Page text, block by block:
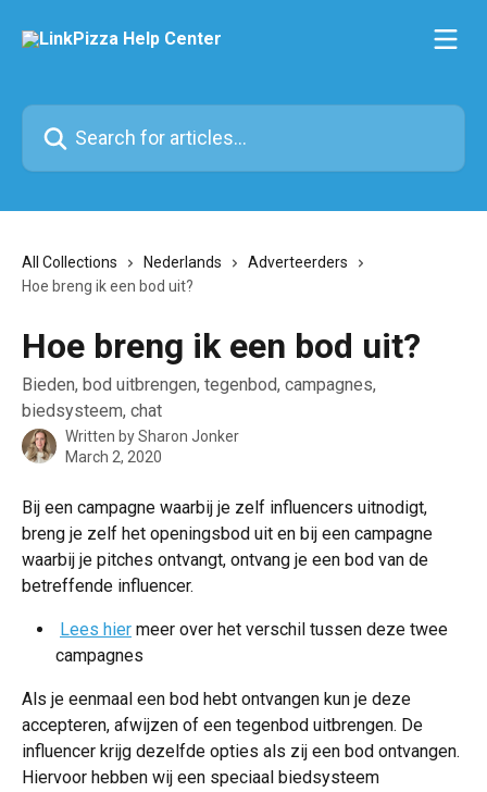
Search for articles...
All Collections Nederlands
Adverteerders
Hoe breng ik een bod uit?
Hoe breng ik een bod uit?
Bieden, bod uitbrengen, tegenbod, campagnes,
biedsysteem, chat
Written bySharon Jonker
March 2, 2020
Bij een campagne waarbij je zelf influencers uitnodigt,
breng je zelf het openingsbod uit en bij een campagne
waarbij je pitches ontvangt, ontvang je een bod van de
betreffende influencer.
Lees hier meer over het verschil tussen deze twee
campagnes
Als je eenmaal een bod hebt ontvangen kun je deze
accepteren, afwijzen of een tegenbod uitbrengen. De
influencer krijg dezelfde opties als zij een bod ontvangen.
Hiervoor hebben wij een speciaal biedsysteem